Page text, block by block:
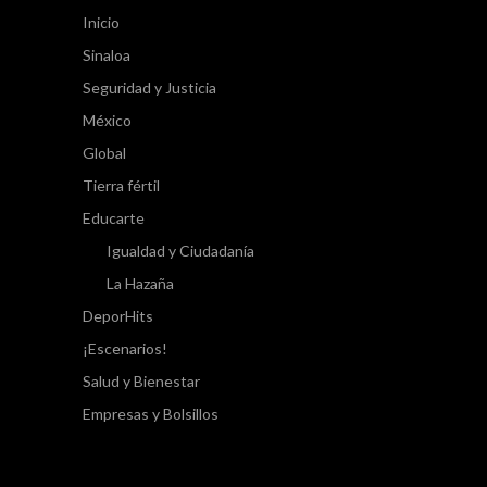
Inicio
Sinaloa
Seguridad y Justicia
México
Global
Tierra fértil
Educarte
Igualdad y Ciudadanía
La Hazaña
DeporHits
¡Escenarios!
Salud y Bienestar
Empresas y Bolsillos